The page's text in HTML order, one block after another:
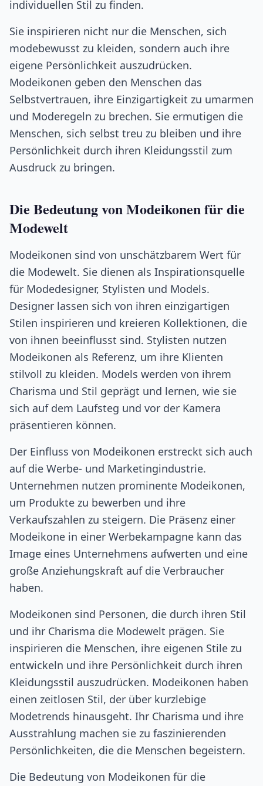
individuellen Stil zu finden.
Sie inspirieren nicht nur die Menschen, sich
modebewusst zu kleiden, sondern auch ihre
eigene Persönlichkeit auszudrücken.
Modeikonen geben den Menschen das
Selbstvertrauen, ihre Einzigartigkeit zu umarmen
und Moderegeln zu brechen. Sie ermutigen die
Menschen, sich selbst treu zu bleiben und ihre
Persönlichkeit durch ihren Kleidungsstil zum
Ausdruck zu bringen.
Die Bedeutung von Modeikonen für die
Modewelt
Modeikonen sind von unschätzbarem Wert für
die Modewelt. Sie dienen als Inspirationsquelle
für Modedesigner, Stylisten und Models.
Designer lassen sich von ihren einzigartigen
Stilen inspirieren und kreieren Kollektionen, die
von ihnen beeinflusst sind. Stylisten nutzen
Modeikonen als Referenz, um ihre Klienten
stilvoll zu kleiden. Models werden von ihrem
Charisma und Stil geprägt und lernen, wie sie
sich auf dem Laufsteg und vor der Kamera
präsentieren können.
Der Einfluss von Modeikonen erstreckt sich auch
auf die Werbe- und Marketingindustrie.
Unternehmen nutzen prominente Modeikonen,
um Produkte zu bewerben und ihre
Verkaufszahlen zu steigern. Die Präsenz einer
Modeikone in einer Werbekampagne kann das
Image eines Unternehmens aufwerten und eine
große Anziehungskraft auf die Verbraucher
haben.
Modeikonen sind Personen, die durch ihren Stil
und ihr Charisma die Modewelt prägen. Sie
inspirieren die Menschen, ihre eigenen Stile zu
entwickeln und ihre Persönlichkeit durch ihren
Kleidungsstil auszudrücken. Modeikonen haben
einen zeitlosen Stil, der über kurzlebige
Modetrends hinausgeht. Ihr Charisma und ihre
Ausstrahlung machen sie zu faszinierenden
Persönlichkeiten, die die Menschen begeistern.
Die Bedeutung von Modeikonen für die